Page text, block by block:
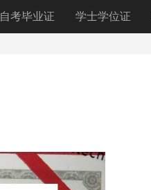
自考毕业证 学士学位证